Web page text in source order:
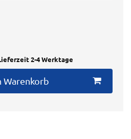
2-4 Werktage
Warenkorb